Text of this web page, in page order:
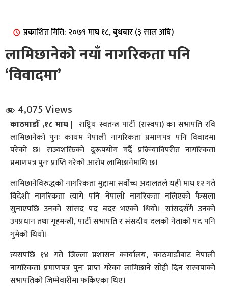
संवाद
प्रकाशित मिति: २०७९ माघ १८, बुधबार (३ साल अघि)
लामिछानेको नयाँ नागरिकता पनि
‘विवादमा’
4,075 Views
काठमाडौँ ,१८ माघ |राष्ट्रिय स्वतन्त्र पार्टी (रास्वपा) का सभापति रवि
लामिछानेको पुनः कायम नेपाली नागरिकता प्रमाणपत्र पनि विवादमा
परेको छ। राज्यशक्तिको दुरूपयोग गर्दै प्रक्रियाविपरीत नागरिकता
प्रमाणपत्र पुनः प्राप्ति गरेको आरोप लामिछानेमाथि छ।
लामिछानेविरुद्धको नागरिकता मुद्दामा सर्वोच्च अदालतले यही माघ १२ गते
विदेशी नागरिकता त्यागे पनि नेपाली नागरिकता नलिएको फैसला
सुनाएपछि उनको सांसद पद बदर भएको थियो। सांसदसँगै उनको
उपप्रधान तथा गृहमन्त्री, पार्टी सभापति र संसदीय दलको नेताको पद पनि
गुमेको थियो।
त्यसपछि १४ गते जिल्ला प्रशासन कार्यालय, काठमाडौंबाट नेपाली
नागरिकता प्रमाणपत्र पुनः प्राप्त गरेका लामिछाने सोही दिन रास्वपाको
सभापतिको जिम्मेवारीमा फर्किएका थिए।